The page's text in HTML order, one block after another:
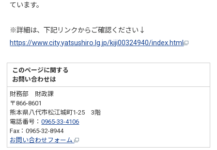
ています。
※詳細は、下記リンクからご確認ください↓
https://www.city.yatsushiro.lg.jp/kiji00324940/index.html
このページに関する
お問い合わせは
財務部 財政課
〒866-8601
熊本県八代市松江城町1-25 3階
電話番号：0965-33-4106
Fax：0965-32-8944
お問い合わせフォーム